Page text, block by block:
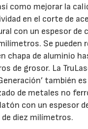
como mejorar la
en el corte de
con un espesor de
Se pueden
chapa de aluminio
de grosor. La
también
de metales no
con un espesor
diez milímetros.